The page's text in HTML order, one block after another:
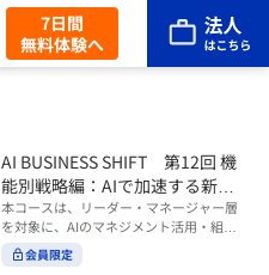
7日間
無料体験へ
AI BUSINESS SHIFT 第12回 機
能別戦略編：AIで加速する新規
事業の創出
本コースは、リーダー・マネージャー層
を対象に、AIのマネジメント活用・組織
活用を体系的に学ぶ 『AI BUSINESS SHI
FTシリーズ（全12回）』の第12回で
会員限定